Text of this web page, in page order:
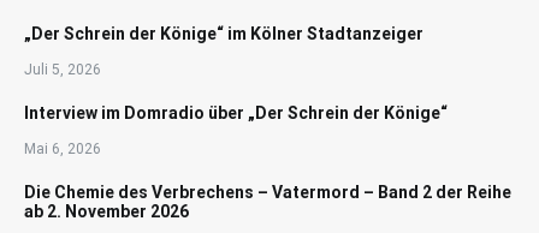
„Der Schrein der Könige“ im Kölner Stadtanzeiger
Juli 5, 2026
Interview im Domradio über „Der Schrein der Könige“
Mai 6, 2026
Die Chemie des Verbrechens – Vatermord – Band 2 der Reihe
ab 2. November 2026